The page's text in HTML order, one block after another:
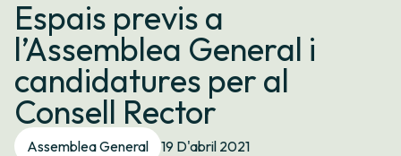
Serveis
Empreses
La cooperativa
Contacte
Tràmits
Espais previs a
l’Assemblea General i
candidatures per al
Consell Rector
Assemblea General 19 D'abril 2021